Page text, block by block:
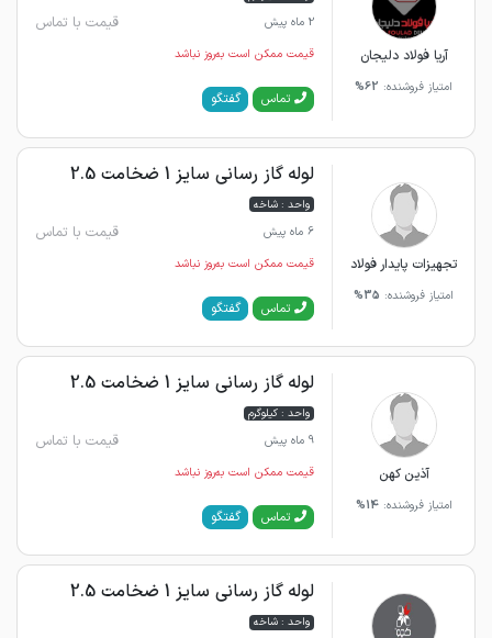
آریا فولاد دلیجان
امتیاز فروشنده: 62%
2 ماه پیش
قیمت با تماس
قیمت ممکن است به‌روز نباشد
تماس گفتگو
تجهیزات پایدار فولاد
امتیاز فروشنده: 35%
لوله گاز رسانی سایز 1 ضخامت 2.5
واحد : شاخه
6 ماه پیش
قیمت با تماس
قیمت ممکن است به‌روز نباشد
تماس گفتگو
آذین کهن
امتیاز فروشنده:14%
لوله گاز رسانی سایز 1 ضخامت 2.5
واحد : کیلوگرم
9 ماه پیش
قیمت با تماس
قیمت ممکن است به‌روز نباشد
تماس گفتگو
لوله گاز رسانی سایز 1 ضخامت 2.5
واحد : شاخه